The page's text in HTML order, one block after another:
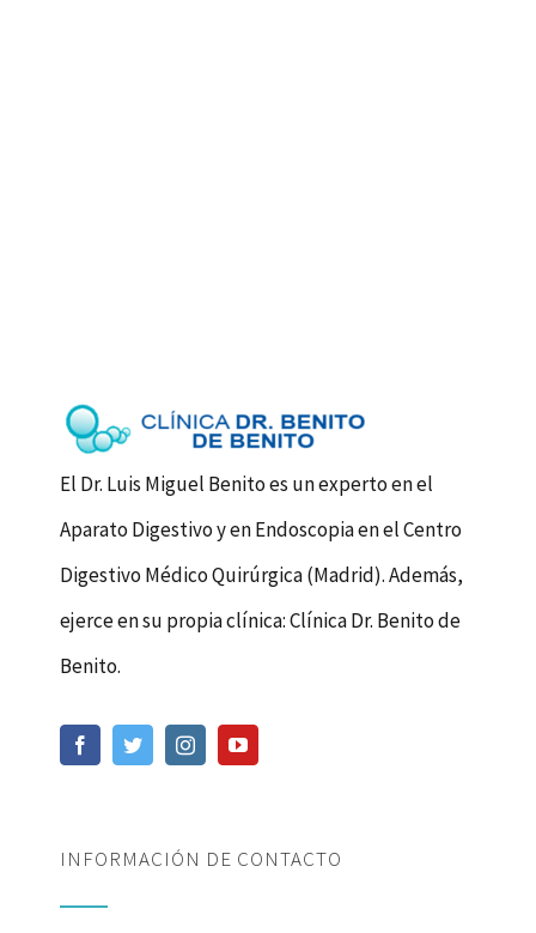
El Dr. Luis Miguel Benito es un experto en el
Aparato Digestivo y en Endoscopia en el Centro
Digestivo Médico Quirúrgica (Madrid). Además,
ejerce en su propia clínica: Clínica Dr. Benito de
Benito.
INFORMACIÓN DE CONTACTO